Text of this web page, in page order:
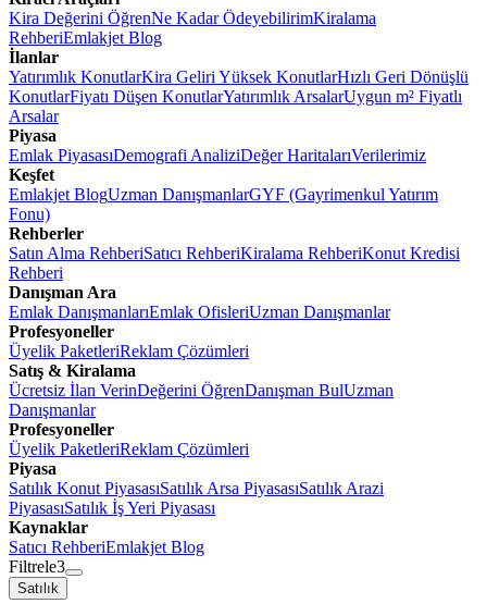
Kira Değerini ÖğrenNe Kadar ÖdeyebilirimKiralama
RehberiEmlakjet Blog
İlanlar
Yatırımlık KonutlarKira Geliri Yüksek KonutlarHızlı Geri Dönüşlü
KonutlarFiyatı Düşen KonutlarYatırımlık ArsalarUygun m² Fiyatlı
Arsalar
Piyasa
Emlak PiyasasıDemografi AnaliziDeğer HaritalarıVerilerimiz
Keşfet
Emlakjet BlogUzman DanışmanlarGYF (Gayrimenkul Yatırım
Fonu)
Rehberler
Satın Alma RehberiSatıcı RehberiKiralama RehberiKonut Kredisi
Rehberi
Danışman Ara
Emlak DanışmanlarıEmlak OfisleriUzman Danışmanlar
Profesyoneller
Üyelik PaketleriReklam Çözümleri
Satış & Kiralama
Ücretsiz İlan VerinDeğerini ÖğrenDanışman BulUzman
Danışmanlar
Profesyoneller
Üyelik PaketleriReklam Çözümleri
Piyasa
Satılık Konut PiyasasıSatılık Arsa PiyasasıSatılık Arazi
PiyasasıSatılık İş Yeri Piyasası
Kaynaklar
Satıcı RehberiEmlakjet Blog
Filtrele3
Satılık